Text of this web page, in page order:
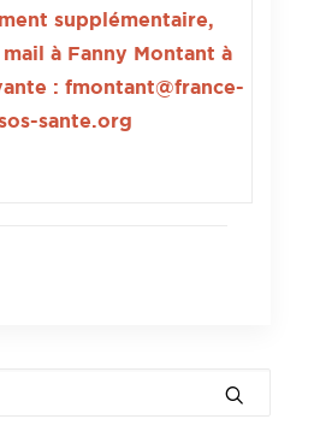
supplémentaire,
à Fanny Montant à
: fmontant@france-
sante.org